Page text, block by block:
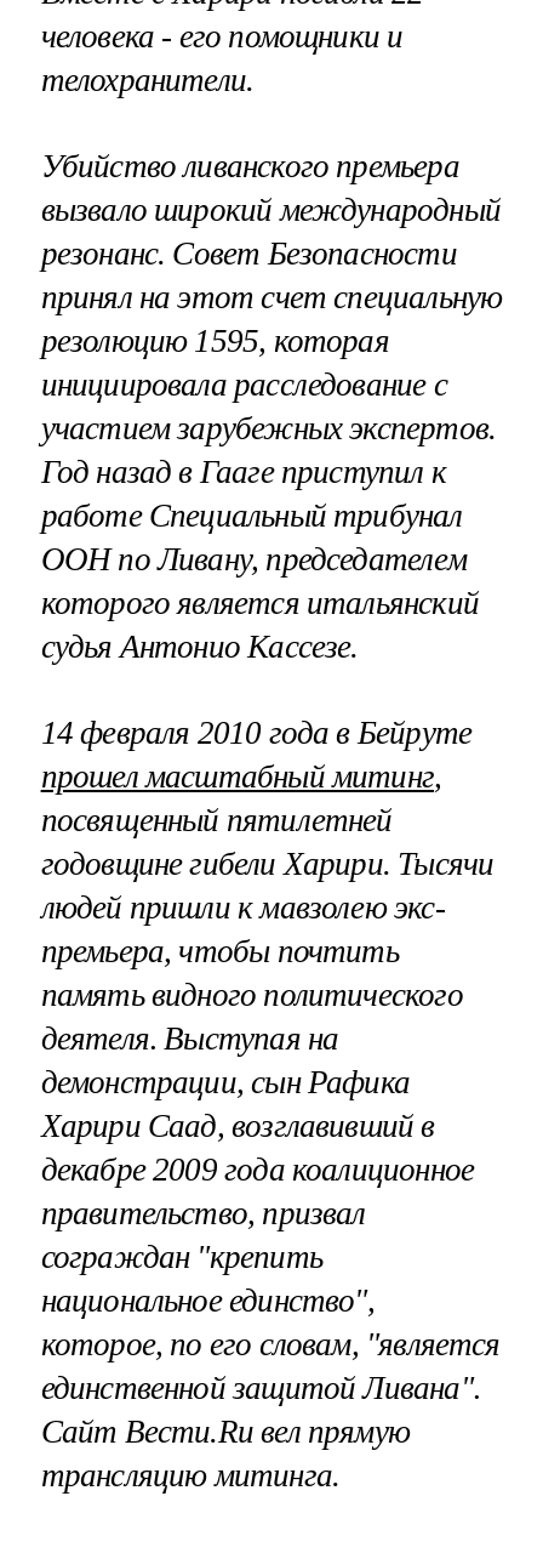
человека - его помощники и
телохранители.
Убийство ливанского премьера
вызвало широкий международный
резонанс. Совет Безопасности
принял на этот счет специальную
резолюцию 1595, которая
инициировала расследование с
участием зарубежных экспертов.
Год назад в Гааге приступил к
работе Специальный трибунал
ООН по Ливану, председателем
которого является итальянский
судья Антонио Кассезе.
14 февраля 2010 года в Бейруте
прошел масштабный митинг,
посвященный пятилетней
годовщине гибели Харири. Тысячи
людей пришли к мавзолею экс-
премьера, чтобы почтить
память видного политического
деятеля.Выступая на
демонстрации, сын Рафика
Харири Саад, возглавивший в
декабре 2009 года коалиционное
правительство, призвал
сограждан "крепить
национальное единство",
которое, по его словам, "является
единственной защитой Ливана".
Сайт Вести.Ru вел прямую
трансляцию митинга.